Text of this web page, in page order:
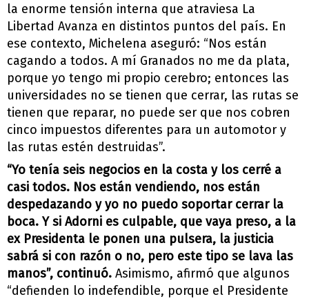
la enorme tensión interna que atraviesa La
Libertad Avanza en distintos puntos del país. En
ese contexto, Michelena aseguró: “Nos están
cagando a todos. A mí Granados no me da plata,
porque yo tengo mi propio cerebro; entonces las
universidades no se tienen que cerrar, las rutas se
tienen que reparar, no puede ser que nos cobren
cinco impuestos diferentes para un automotor y
las rutas estén destruidas”.
“Yo tenía seis negocios en la costa y los cerré a
casi todos. Nos están vendiendo, nos están
despedazando y yo no puedo soportar cerrar la
boca. Y si Adorni es culpable, que vaya preso, a la
ex Presidenta le ponen una pulsera, la justicia
sabrá si con razón o no, pero este tipo se lava las
manos”, continuó. Asimismo, afirmó que algunos
“defienden lo indefendible, porque el Presidente